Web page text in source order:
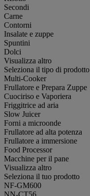
Secondi
Carne
Contorni
Insalate e zuppe
Spuntini
Dolci
Visualizza altro
Seleziona il tipo di prodotto
Multi-Cooker
Frullatore e Prepara Zuppe
Cuociriso e Vaporiera
Friggitrice ad aria
Slow Juicer
Forni a microonde
Frullatore ad alta potenza
Frullatore a immersione
Food Processor
Macchine per il pane
Visualizza altro
Seleziona il tuo prodotto
NF-GM600
NN-CT56